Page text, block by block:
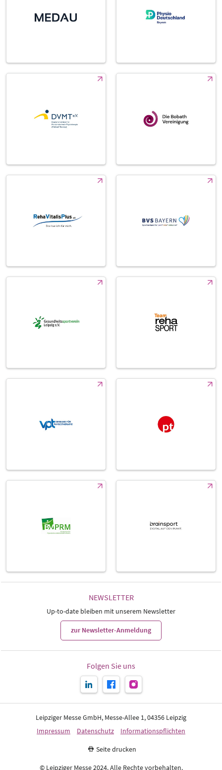
NEWSLETTER
Up-to-date bleiben mit unserem Newsletter
zur Newsletter-Anmeldung
Folgen Sie uns
Leipziger Messe GmbH, Messe-Allee 1, 04356 Leipzig
Impressum
Datenschutz Informationspflichten
Seite drucken
© Leipziger Messe 2024. Alle Rechte vorbehalten.